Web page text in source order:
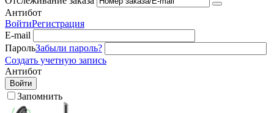
Антибот
ВойтиРегистрация
E-mail
ПарольЗабыли пароль?
Создать учетную запись
Антибот
Войти
Запомнить